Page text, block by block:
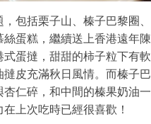
包括栗子山、榛子巴黎圈
蛋糕，繼續送上香港遠年陳
蛋撻，甜甜的柿子粒下有
皮充滿秋日風情。而榛子
仁碎，和中間的榛果奶油
上次吃時已經很喜歡！